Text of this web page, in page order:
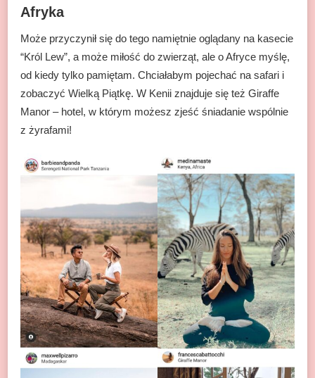
Afryka
Może przyczynił się do tego namiętnie oglądany na kasecie
“Król Lew”, a może miłość do zwierząt, ale o Afryce myślę,
od kiedy tylko pamiętam. Chciałabym pojechać na safari i
zobaczyć Wielką Piątkę. W Kenii znajduje się też Giraffe
Manor – hotel, w którym możesz zjeść śniadanie wspólnie
z żyrafami!